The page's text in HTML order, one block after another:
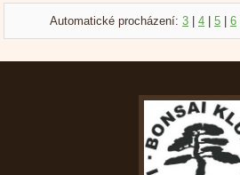
Automatické procházení: 3 | 4 | 5 | 6